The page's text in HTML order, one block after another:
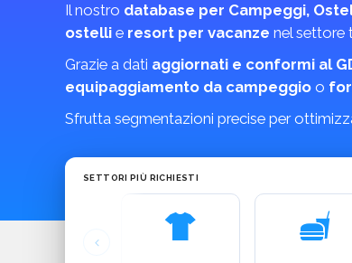
Il nostro database per Campeggi,
ostelli e resort per vacanze nel settore
Grazie a dati aggiornati e conformi al
equipaggiamento da campeggio o
Sfrutta segmentazioni precise per
SETTORI PIÙ RICHIESTI